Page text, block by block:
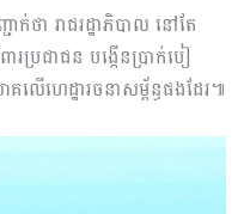
ថា រាជរដ្ឋាភិបាល នៅតែ
រជាជន បង្កើនប្រាក់បៀ
គលើហេដ្ឋារចនាសម្ព័ន្ធផងដែរ៕